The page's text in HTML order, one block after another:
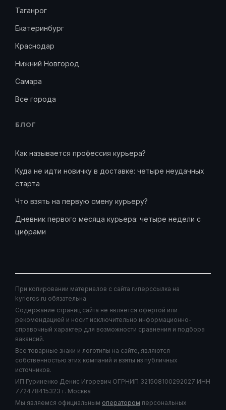
Таганрог
Екатеринбург
Краснодар
Нижний Новгород
Самара
Все города
БЛОГ
Как называется профессия курьера?
Куда не идти новичку в доставке: четыре неудачных
старта
Что взять на первую смену курьеру?
Дневник первого месяца курьера: четыре недели с
цифрами
При копировании материалов с сайта гиперссылка на
kyrieros.ru обязательна.
Содержание страниц сайта не является офертой или
рекомендацией и носит исключительно информационно-
справочный характер для возможности сравнения и подбора
вакансий.
Все товарные знаки и логотипы на сайте, являются
собственностью этих компаний и взяты из публичных
источников.
ИП Гуриненко Денис Игоревич ОГРНИП 321508100292027 ИНН
772478415323 г. Москва
Мы являемся официальным оператором персональных